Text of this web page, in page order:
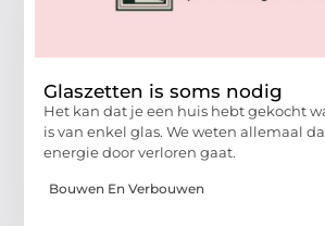
Glaszetten is soms nodig
Het kan dat je een huis hebt gekocht
is van enkel glas. We weten allemaal
energie door verloren gaat.
Bouwen En Verbouwen